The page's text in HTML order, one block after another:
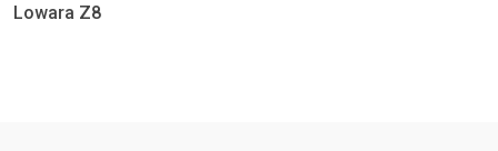
Lowara Z8